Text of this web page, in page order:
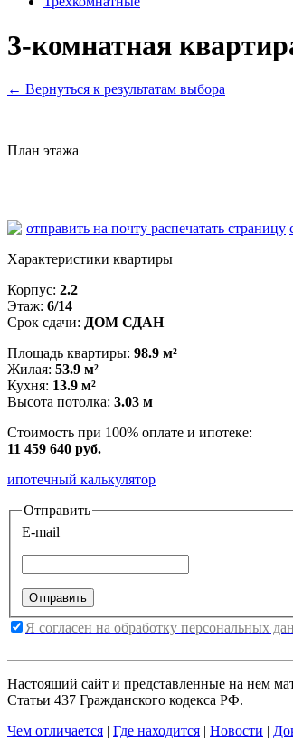
3-комнатная
← Вернуться к результатам выбора
План этажа
отправить на почту распечатать страницу
Характеристики квартиры
Корпус: 2.2
Этаж: 6/14
Срок сдачи: ДОМ СДАН
Площадь квартиры: 98.9 м²
Жилая: 53.9 м²
Кухня: 13.9 м²
Высота потолка: 3.03 м
Стоимость при 100% оплате и ипотеке:
11 459 640 руб.
ипотечный калькулятор
Отправить
E-mail
Я согласен на обработку персональных
Настоящий сайт и представленные на нем
Статьи 437 Гражданского кодекса РФ.
Чем отличается | Где находится | Новости |